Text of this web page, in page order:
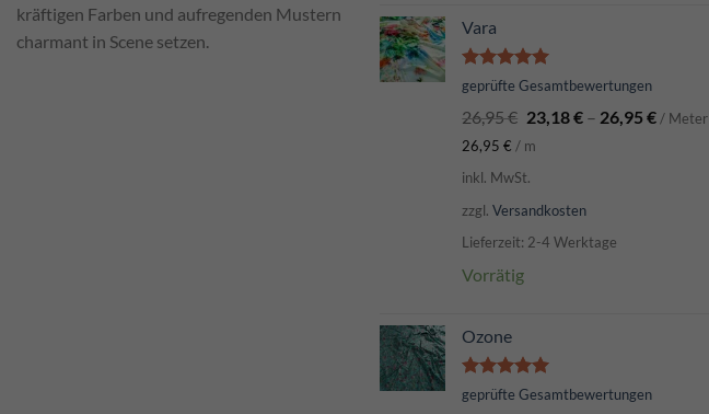
kräftigen Farben und aufregenden Mustern
charmant in Scene setzen.
Vara
Bewertet
von 5
geprüfte Gesamtbewertungen
26,95€ 23,18€ – 26,95€ / Meter
26,95€ / m
inkl. MwSt.
zzgl.Versandkosten
Lieferzeit: 2-4 Werktage
Vorrätig
Ozone
Bewertet
geprüfte Gesamtbewertungen